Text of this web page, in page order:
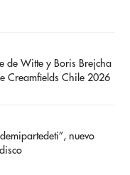
de Witte y Boris Brejcha
Creamfields Chile 2026
nuevo